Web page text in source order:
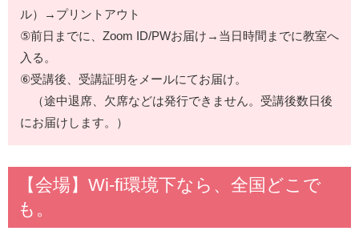
ル）→プリントアウト
⑤前日までに、Zoom ID/PWお届け→当日時間までに教室へ
入る。
⑥受講後、受講証明をメールにてお届け。
（途中退席、欠席などは発行できません。受講後数日後
にお届けします。）
【会場】Wi-fi環境下なら、全国どこで
も。